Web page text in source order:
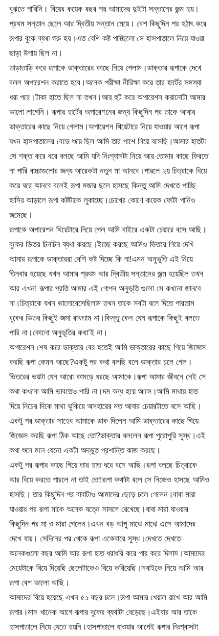
বুঝতে পারিনি। বিয়ের কয়েক বছর পর আমাদের দুইটা সন্তানের জন্ম হয়।
প্রথম সন্তান ছেলে আর দ্বিতীয় সন্তান মেয়ে। বেশ কিছুদিন পর হঠাৎ করে
রূপার বুকে ব্যথা শুরু হয়।এত বেশি কষ্ট পাচ্ছিলো সে হাসপাতালে নিয়ে যাওয়া
ছাড়া উপায় ছিল না।
তাড়াতাড়ি করে রূপাকে ডাক্তারের কাছে নিয়ে গেলাম।ডাক্তার রূপাকে দেখে
বলল অপারেশন করাতে হবে।অনেক পরীক্ষা নীরিক্ষা করে তার হার্টের সমস্যা
ধরা পরে।টাকা হাতে ছিল না তখন।আর হুট করে অপারেশন করানোটা আমার
ভালো লাগেনি। রূপার হার্টের অপারেশনের জন্য কিছুদিন পর তাকে আবার
ডাক্তারের কাছে নিয়ে গেলাম।অপারেশন থিয়েটারে নিয়ে যাওয়ার আগে রূপা
যখন হাসপাতালের বেডে শুয়ে ছিল আমি তার পাশে গিয়ে বসেছি।আমার হাতটা
সে শক্ত করে ধরে বলছে আমি যদি নিঃশ্বাসটা নিয়ে আর তোমার কাছে ফিরতে
না পারি বাচ্চাগুলোর জন্য আরেকটা নতুন মা আনবে।পারলে ২য় চিত্রাকে বিয়ে
করে ঘরে আনবে বলেই রূপা মজার ছলে হাসছে কিন্তু আমি দেখতে পাচ্ছি
হাসির আড়ালে রূপা কষ্টটাকে লুকাচ্ছে।চোখের কোণে কয়েক ফোটা পানিও
জমেছে।
রূপাকে অপারেশন থিয়েটারে নিয়ে গেল আমি বাইরে একটা চেয়ারে বসে আছি।
বুকের ভিতর চিনচিন ব্যথা করছে।ইচ্ছে করছে আমিও ভিতরে গিয়ে দেখি
আমার রূপাকে ডাক্তাররা বেশি কষ্ট দিচ্ছে কি না!এমন অনুভূতি এই নিয়ে
তিনবার হয়েছে যখন আমার প্রথম আর দ্বিতীয় সন্তানের জন্ম হয়েছিল তখন
আর এখন! রূপার প্রতি আমার এই গোপন অনুভূতি গুলো সে কখনো জানবে
না।চিত্রাকে যখন ভালোবেসেছিলাম তখন তাকে সবটা বলে দিতে পারতাম
বুকের ভিতর কিছুই জমা রাখতাম না।কিন্তু কেন যেন রূপাকে কিছুই বলতে
পারি না।কোনো অনুভূতির কথা’ই না।
অপারেশন শেষ করে ডাক্তার বের হতেই আমি ডাক্তারের কাছে গিয়ে জিজ্ঞেস
করছি রূপা কেমন আছে?একটু পর কথা বলছি বলে ডাক্তার চলে গেল।
ভিতরের ভয়টা যেন আরো কামড়ে ধরছে আমাকে।রূপা আমার জীবনে নেই সে
কথা কখনো আমি ভাবতেও পারি না।দম বন্ধ হয়ে আসে।আমি মাথায় হাত
দিয়ে নিচের দিকে মাথা ঝুকিয়ে অসহায়ের মত আবার চেয়ারটাতে বসে আছি।
একটু পর ডাক্তার সাহেব আমাকে ডাক দিলেন আমি ডাক্তারের কাছে গিয়ে
জিজ্ঞেস করছি রূপা ঠিক আছে তো?ডাক্তার বললেন রূপা পুরোপুরি সুস্থ।এই
কথা শুনে মনে যেনো একটা অদ্ভুত প্রশান্তি কাজ করছে।
একটু পর রূপার কাছে গিয়ে তার হাত ধরে বসে আছি।রূপা বলছে চিত্রাকে
আর বিয়ে করতে পারলে না তাই তো!রূপা কথাটা বলে সে নিজেও হাসছে আমিও
হাসছি। তার কিছুদিন পর বাবাটাও আমাদের ছেড়ে চলে গেলেন।বাবা মারা
যাওয়ার পর রূপা মাকে অনেক যত্নে সামলে রেখেছে।বাবা মারা যাওয়ার
কিছুদিন পর মা ও মারা গেলেন।এখন বড় আপু মাঝে মাঝে এসে আমাদের
দেখে যায়। সেদিনের পর থেকে রূপা একেবারে সুস্থ।দেখতে দেখতে
অনেকগুলো বছর আমি আর রূপা হাত ধরাধরি করে পার করে দিলাম।আমাদের
মেয়েটাকে বিয়ে দিয়েছি ছেলেটাকেও বিয়ে করিয়েছি।সবাইকে নিয়ে আমি আর
রূপা বেশ ভালো আছি।
আমাদের বিয়ে হয়েছে এখন ৫১ বছর চলে।রূপা আমার খেয়াল রাখে আর আমি
রূপার।মাস খানেক আগে রূপার বুকের ব্যথাটা বেড়েছে।এইবার আর তাকে
হাসপাতালে নিয়ে যেতে হয়নি।হাসপাতালে যাওয়ার আগেই রূপার নিঃশ্বাসটা